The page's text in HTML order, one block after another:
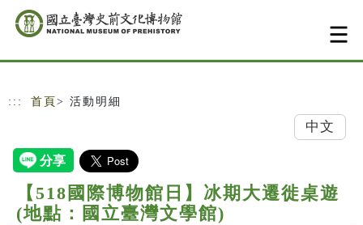
跳到主要內容
網站導覽
::: 首頁 > 活動明細
中文
【518國際博物館日】冰期大遷徙桌遊
(地點：國立臺灣文學館)